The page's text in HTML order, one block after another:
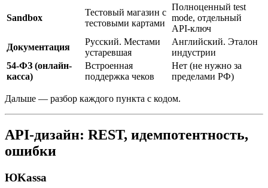
Sandbox
Тестовый магазин с
тестовыми картами
Полноценный test
mode, отдельный
API-ключ
Документация
Русский. Местами
устаревшая
Английский. Эталон
индустрии
54-ФЗ (онлайн-
касса)
Встроенная
поддержка чеков
Нет (не нужно за
пределами РФ)
Дальше — разбор каждого пункта с кодом.
API-дизайн: REST, идемпотентность,
ошибки
ЮKassa